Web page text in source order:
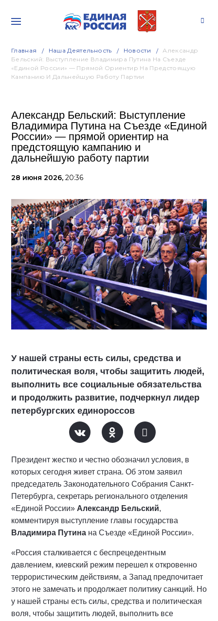
Главная Наша Деятельность Новости
Александр
Бельский: Выступление Владимира Путина На Съезде
«Единой России» — Прямой Ориентир На Предстоящую
Кампанию И Дальнейшую Работу Партии
Александр Бельский: Выступление
Владимира Путина на Съезде «Единой
России» — прямой ориентир на
предстоящую кампанию и
дальнейшую работу партии
28 июня 2026, 20:36
У нашей страны есть силы, средства и
политическая воля, чтобы защитить людей,
выполнить все социальные обязательства
и продолжить развитие, подчеркнул лидер
петербургских единороссов
Президент жестко и честно обозначил условия, в
которых сегодня живет страна. Об этом заявил
председатель Законодательного Собрания Санкт-
Петербурга, секретарь регионального отделения
«Единой России» Александр Бельский,
комментируя выступление главы государства
Владимира Путина на Съезде «Единой России».
«Россия сталкивается с беспрецедентным
давлением, киевский режим перешел к откровенно
террористическим действиям, а Запад предпочитает
этого не замечать и продолжает политику санкций. Но
у нашей страны есть силы, средства и политическая
воля, чтобы защитить людей, выполнить все